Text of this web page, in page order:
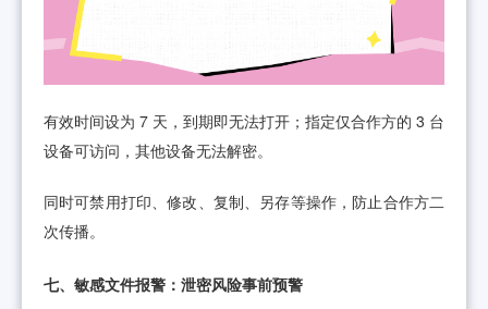
有效时间设为 7 天，到期即无法打开；指定仅合作方的 3 台
设备可访问，其他设备无法解密。
同时可禁用打印、修改、复制、另存等操作，防止合作方二
次传播。
七、敏感文件报警：泄密风险事前预警